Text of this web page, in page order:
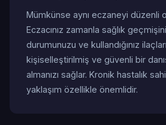
Mümkünse aynı eczaneyi düzenli
Eczacınız zamanla sağlık
durumunuzu ve kullandığınız
kişiselleştirilmiş ve güvenli bir
almanızı sağlar. Kronik hastalık
yaklaşım özellikle önemlidir.